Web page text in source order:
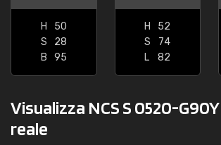
H
50
S
28
B
95
H
52
S
74
L
82
Visualizza NCS S 0520-
reale